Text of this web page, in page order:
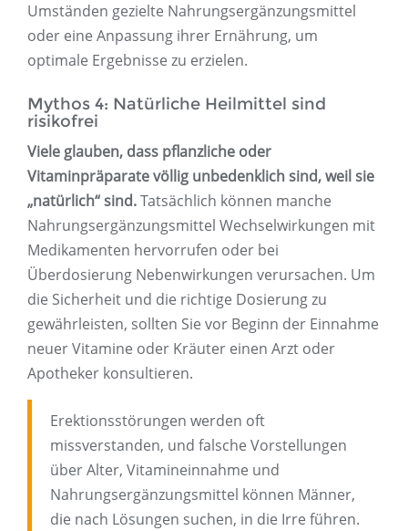
Umständen gezielte Nahrungsergänzungsmittel
oder eine Anpassung ihrer Ernährung, um
optimale Ergebnisse zu erzielen.
Mythos 4: Natürliche Heilmittel sind
risikofrei
Viele glauben, dass pflanzliche oder
Vitaminpräparate völlig unbedenklich sind, weil sie
„natürlich“ sind.Tatsächlich können manche
Nahrungsergänzungsmittel Wechselwirkungen mit
Medikamenten hervorrufen oder bei
Überdosierung Nebenwirkungen verursachen. Um
die Sicherheit und die richtige Dosierung zu
gewährleisten, sollten Sie vor Beginn der Einnahme
neuer Vitamine oder Kräuter einen Arzt oder
Apotheker konsultieren.
Erektionsstörungen werden oft
missverstanden, und falsche Vorstellungen
über Alter, Vitamineinnahme und
Nahrungsergänzungsmittel können Männer,
die nach Lösungen suchen, in die Irre führen.